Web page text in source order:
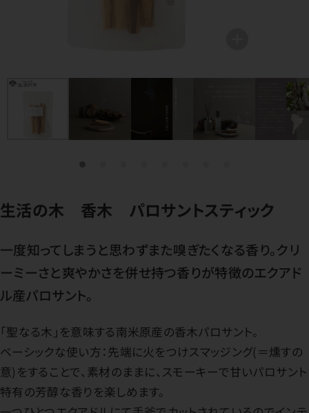
生活の木 香木 パロサントスティック
一度知ってしまうと思わずまた嗅ぎたくなる香り。クリ
ーミーさと爽やかさを併せ持つ香りが特徴のエクアド
ル産パロサント。
「聖なる木」を意味する南米原産の香木パロサント。
ベーシックな使い方：先端に火をつけスマッジング(＝燻すの
意)をすることで、素材のままに、スモーキーで甘いパロサント
特有の芳醇な香りを楽しめます。